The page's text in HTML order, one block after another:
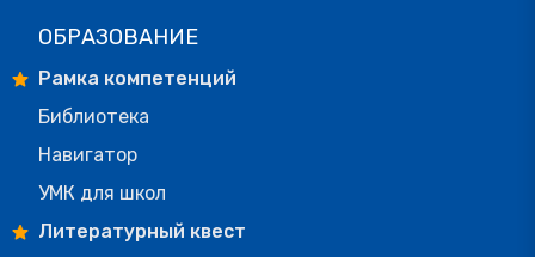
ОБРАЗОВАНИЕ
Рамка компетенций
Библиотека
Навигатор
УМК для школ
Литературный квест